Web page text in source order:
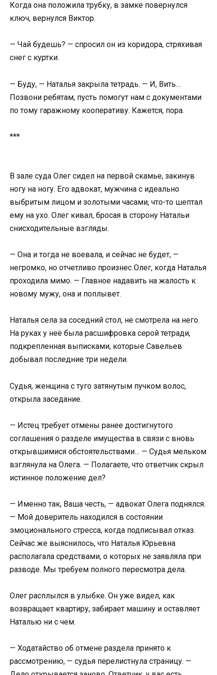
Когда она положила трубку, в замке повернулся
ключ, вернулся Виктор.
— Чай будешь? — спросил он из коридора, стряхивая
снег с куртки.
— Буду, — Наталья закрыла тетрадь. — И, Вить…
Позвони ребятам, пусть помогут нам с документами
по тому гаражному кооперативу. Кажется, пора.
***
В зале суда Олег сидел на первой скамье, закинув
ногу на ногу. Его адвокат, мужчина с идеально
выбритым лицом и золотыми часами, что-то шептал
ему на ухо. Олег кивал, бросая в сторону Натальи
снисходительные взгляды.
— Она и тогда не воевала, и сейчас не будет, —
негромко, но отчетливо произнес Олег, когда Наталья
проходила мимо. — Главное надавить на жалость к
новому мужу, она и поплывет.
Наталья села за соседний стол, не смотрела на него.
На руках у неё была расшифровка серой тетради,
подкрепленная выписками, которые Савельев
добывал последние три недели.
Судья, женщина с туго затянутым пучком волос,
открыла заседание.
— Истец требует отмены ранее достигнутого
соглашения о разделе имущества в связи с вновь
открывшимися обстоятельствами… — Судья мельком
взглянула на Олега. — Полагаете, что ответчик скрыл
истинное положение дел?
— Именно так, Ваша честь, — адвокат Олега поднялся.
— Мой доверитель находился в состоянии
эмоционального стресса, когда подписывал отказ.
Сейчас же выяснилось, что Наталья Юрьевна
располагала средствами, о которых не заявляла при
разводе. Мы требуем полного пересмотра дела.
Олег расплылся в улыбке. Он уже видел, как
возвращает квартиру, забирает машину и оставляет
Наталью ни с чем.
— Ходатайство об отмене раздела принято к
рассмотрению, — судья перелистнула страницу. —